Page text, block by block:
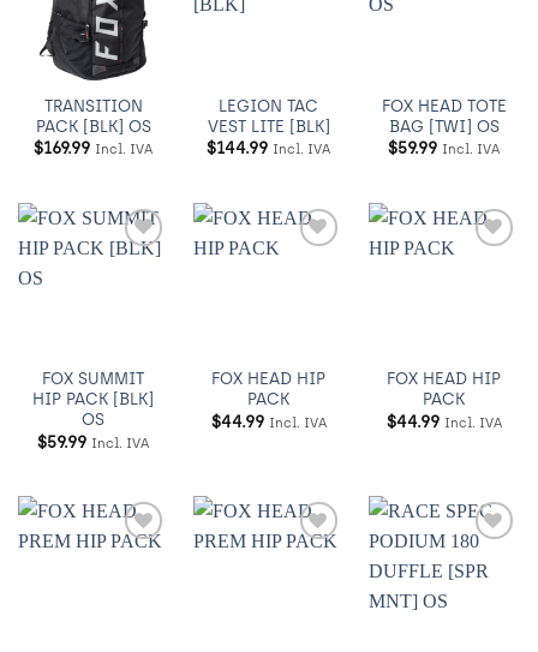
Wishlist
TRANSITION
PACK [BLK] OS
$169.99 Incl. IVA
LEGION TAC
VEST LITE [BLK]
$144.99 Incl. IVA
FOX HEAD TOTE
BAG [TWI] OS
$59.99 Incl. IVA
FOX SUMMIT
HIP PACK [BLK]
OS
$59.99 Incl. IVA
FOX HEAD HIP
PACK
$44.99 Incl. IVA
FOX HEAD HIP
PACK
$44.99 Incl. IVA
a